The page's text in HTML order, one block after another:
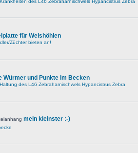
des L46 Zebraharnischwels Hypancistrus Zebra
für Welshöhlen
Züchter bieten an!
Würmer und Punkte im Becken
des L46 Zebraharnischwels Hypancistrus Zebra
mein kleinster :-)